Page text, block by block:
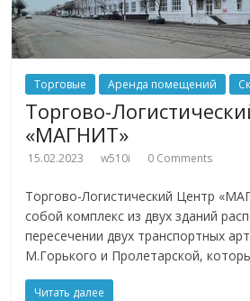
Торговые Аренда помещений
Торгово-
«МАГНИТ»
15.02.2023 w510i 0 Comments
Торгово-Логистический Центр
собой комплекс из двух зданий
пересечении двух транспортных
М.Горького и Пролетарской,
Читать далее